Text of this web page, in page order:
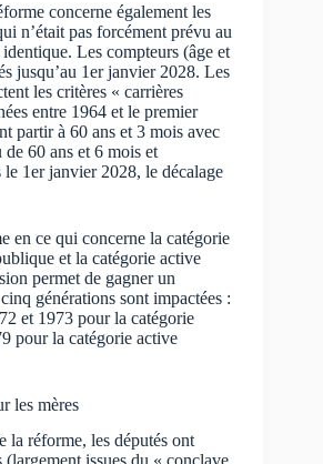
concerne également les
n’était pas forcément prévu au
Les compteurs (âge et
jusqu’au 1er janvier 2028. Les
les critères « carrières
entre 1964 et le premier
partir à 60 ans et 3 mois avec
60 ans et 6 mois et
le 1er janvier 2028, le décalage
en ce qui concerne la catégorie
et la catégorie active
permet de gagner un
générations sont impactées :
et 1973 pour la catégorie
pour la catégorie active
les mères
la réforme, les députés ont